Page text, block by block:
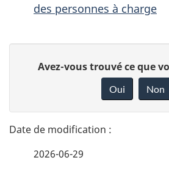
des personnes à charge
t
a
n
Avez-vous trouvé ce que
Oui Non
2026-06-29